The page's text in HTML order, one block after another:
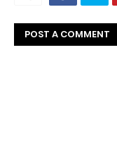
POST A COMMENT